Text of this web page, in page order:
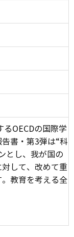
るOECDの国際学
書・第3弾は“科
とし、我が国の
して、改めて重
教育を考える全